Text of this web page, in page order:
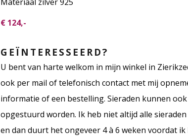
€ 124,-
GEÏNTERESSEERD?
U bent van harte welkom in mijn winkel in
ook per mail of telefonisch contact met mij
informatie of een bestelling. Sieraden kunnen
opgestuurd worden. Ik heb niet altijd alle
en dan duurt het ongeveer 4 à 6 weken voordat